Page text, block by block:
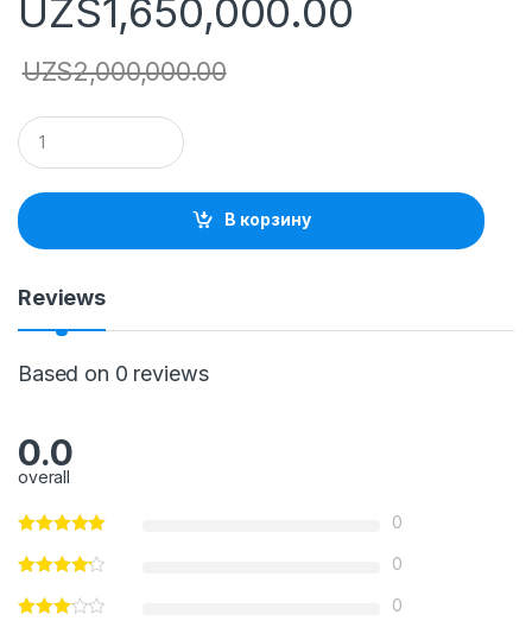
UZS1,650,000.00
UZS2,000,000.00
Q
u
a
t
i
В корзину
Reviews
Based on 0 reviews
0.0
overall
0
0
0